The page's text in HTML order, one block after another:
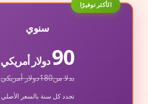
الأكثر توفيرًا
سنوي
90دولار أمريكي
بدلا من180دولار أمريكي
تجدد كل سنة بالسعر الأصلي